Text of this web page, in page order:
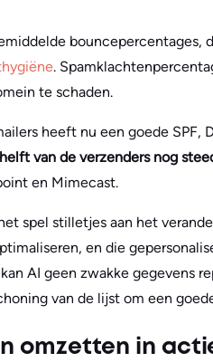
bouncepercentages,
.
te schaden.
heeft nu een goede SPF,
van de verzenders nog
en Mimecast.
spel stilletjes aan het
en die
AI geen zwakke gegevens
van de lijst om een
omzetten in